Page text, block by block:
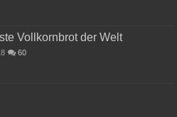
Vollkornbrot der Welt
60